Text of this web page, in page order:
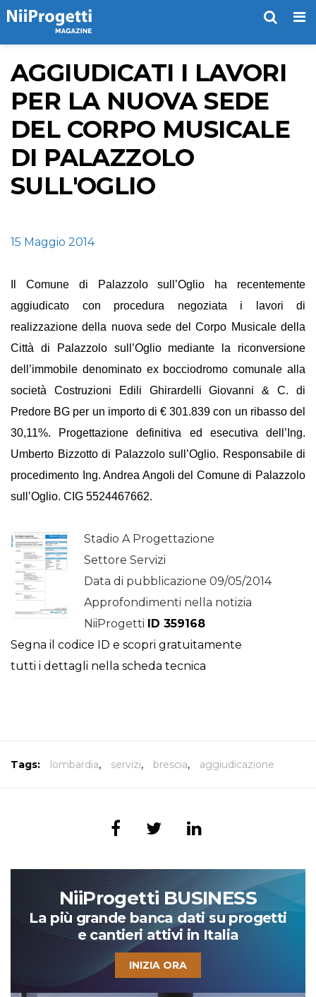
AGGIUDICATI I LAVORI
PER LA NUOVA SEDE
DEL CORPO MUSICALE
DI PALAZZOLO
SULL'OGLIO
15 Maggio 2014
Comune di Palazzolo sull’Oglio ha recentemente
aggiudicato con procedura negoziata i lavori di
realizzazione della nuova sede del Corpo Musicale della
Città di Palazzolo sull’Oglio mediante la riconversione
dell’immobile denominato ex bocciodromo comunale alla
società Costruzioni Edili Ghirardelli Giovanni & C. di
Predore BG per un importo di € 301.839 con un ribasso del
30,11%. Progettazione definitiva ed esecutiva dell’Ing.
Umberto Bizzotto di Palazzolo sull’Oglio. Responsabile di
procedimento Ing. Andrea Angoli del Comune di Palazzolo
sull’Oglio. CIG 5524467662.
Stadio A Progettazione
Settore Servizi
Data di pubblicazione 09/05/2014
Approfondimenti nella notizia
NiiProgetti ID 359168
Segna il codice ID e scopri gratuitamente
tutti i dettagli nella scheda tecnica
Tags: lombardia, servizi, brescia, aggiudicazione
NiiProgetti BUSINESS
La più grande banca dati su progetti
e cantieri attivi in Italia
INIZIA ORA